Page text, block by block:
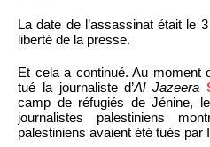
La date de l’assassinat était le
liberté de la presse.
Et cela a continué. Au moment
tué la journaliste d’Al Jazeera
camp de réfugiés de Jénine,
journalistes palestiniens
palestiniens avaient été tués par